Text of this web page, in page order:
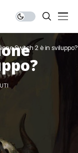
Switch 2 è in sviluppo?